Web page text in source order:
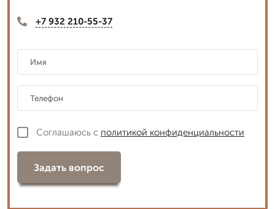
+7 932 210-55-37
Соглашаюсь с политикой конфиденциальности
Задать вопрос